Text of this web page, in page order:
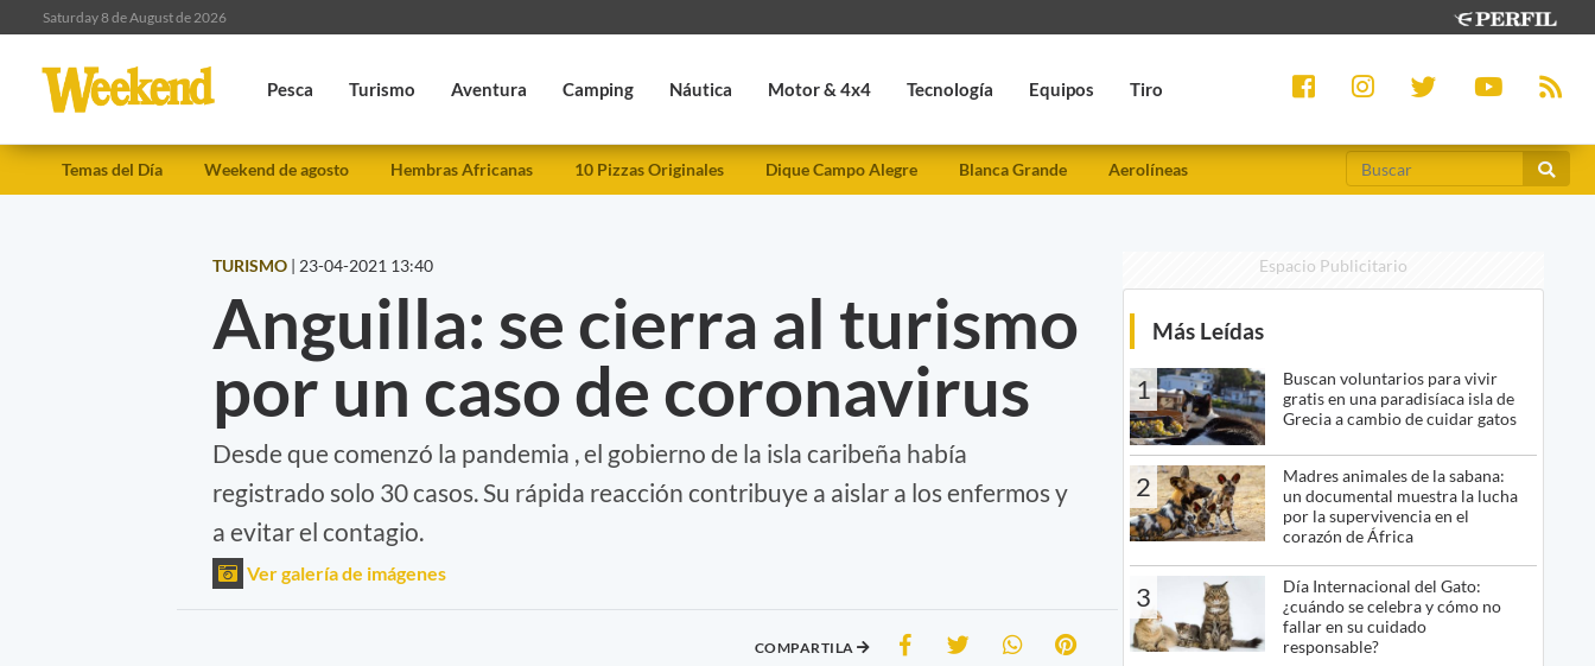
Saturday 8 de August de 2026
Pesca Turismo Aventura Camping Náutica Motor & 4x4 Tecnología Equipos Tiro
Temas del Día Weekend de agosto Hembras Africanas 10 Pizzas Originales Dique Campo Alegre Blanca Grande Aerolíneas
TURISMO | 23-04-2021 13:40
Anguilla: se cierra al turismo
por un caso de coronavirus
Desde que comenzó la pandemia , el gobierno de la isla caribeña había
registrado solo 30 casos. Su rápida reacción contribuye a aislar a los enfermos y
a evitar el contagio.
Ver galería de imágenes
COMPARTILA
Espacio Publicitario
Más Leídas
1
Buscan voluntarios para vivir
gratis en una paradisíaca isla de
Grecia a cambio de cuidar gatos
2
Madres animales de la sabana:
un documental muestra la lucha
por la supervivencia en el
corazón de África
3
Día Internacional del Gato:
¿cuándo se celebra y cómo no
fallar en su cuidado
responsable?